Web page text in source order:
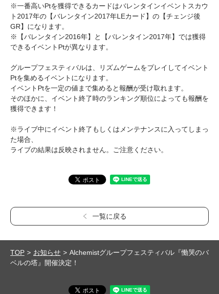
※一番高いPtを獲得できるカードはバレンタインイベントスカウ
ト2017年の【バレンタイン2017年LEカード】の【チェンジ後
GR】になります。
※【バレンタイン2016年】と【バレンタイン2017年】では獲得
できるイベントPtが異なります。
グループフェスティバルは、リズムゲームをプレイしてイベント
Ptを集めるイベントになります。
イベントPtを一定の値まで集めると報酬が受け取れます。
そのほかに、イベント終了時のランキング順位によっても報酬を
獲得できます！
※ライブ中にイベント終了もしくはメンテナンスに入ってしまっ
た場合、
ライブの結果は反映されません。ご注意ください。
一覧に戻る
TOP お知らせ
Alchemistグループフェスティバル『慟哭のバ
ベルの塔』開催決定！